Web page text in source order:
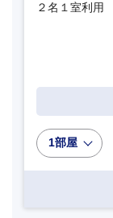
２名１室利用
1部屋